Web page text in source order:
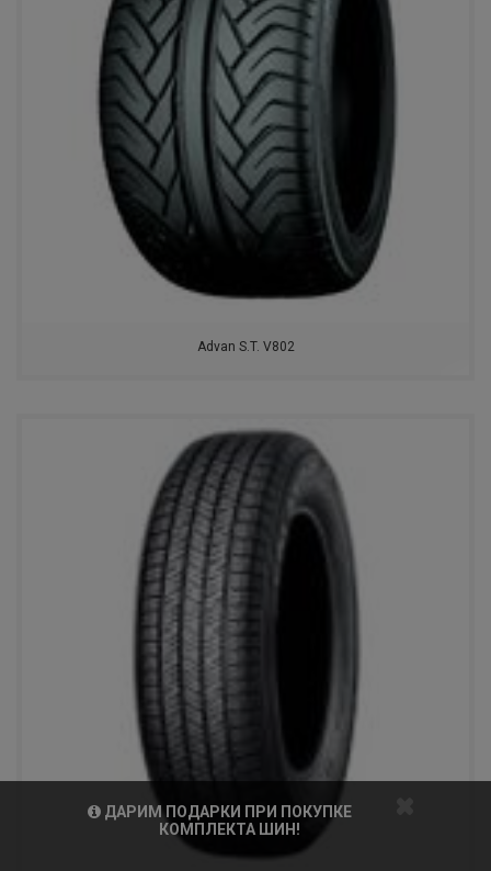
Advan S.T. V802
ДАРИМ ПОДАРКИ ПРИ ПОКУПКЕ
КОМПЛЕКТА ШИН!